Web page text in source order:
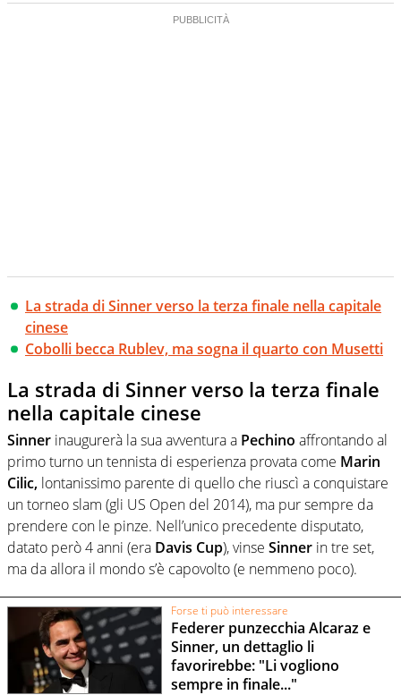
La strada di Sinner verso la terza finale nella capitale
cinese
Cobolli becca Rublev, ma sogna il quarto con Musetti
La strada di Sinner verso la terza finale
nella capitale cinese
Sinner inaugurerà la sua avventura a Pechino affrontando al
primo turno un tennista di esperienza provata come Marin
Cilic, lontanissimo parente di quello che riuscì a conquistare
un torneo slam (gli US Open del 2014), ma pur sempre da
prendere con le pinze. Nell’unico precedente disputato,
datato però 4 anni (era Davis Cup), vinse Sinner in tre set,
ma da allora il mondo s’è capovolto (e nemmeno poco).
Forse ti può interessare
Federer punzecchia Alcaraz e
Sinner, un dettaglio li
favorirebbe: "Li vogliono
sempre in finale..."